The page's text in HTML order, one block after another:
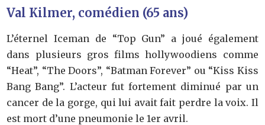
Val Kilmer, comédien (65 ans)
L’éternel Iceman de “Top Gun” a joué également
dans plusieurs gros films hollywoodiens comme
“Heat”, “The Doors”, “Batman Forever” ou “Kiss Kiss
Bang Bang”. L’acteur fut fortement diminué par un
cancer de la gorge, qui lui avait fait perdre la voix. Il
est mort d’une pneumonie le 1er avril.